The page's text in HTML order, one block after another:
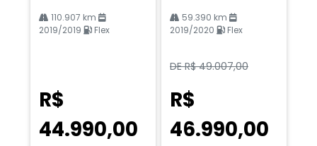
110.907 km
2019/2019
Flex
R$
44.990,00
59.390 km
2019/2020
Flex
DE R$ 49.007,00
R$
46.990,00